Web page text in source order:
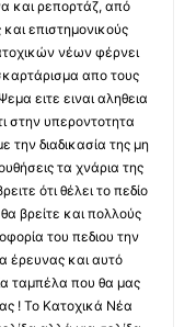
και ρεπορτάζ, από
επιστημονικούς
νέων φέρνει
απο τους
ειτε ειναι αληθεια
στην υπεροντοτητα
την διαδικασία της μη
τα χνάρια της
ότι θέλει το πεδίο
βρείτε και πολλούς
του πεδιου την
έρευνας και αυτό
ταμπέλα που θα μας
! Το Κατοχικά Νέα